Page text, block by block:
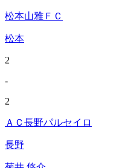
松本山雅ＦＣ
松本
2
-
2
ＡＣ長野パルセイロ
長野